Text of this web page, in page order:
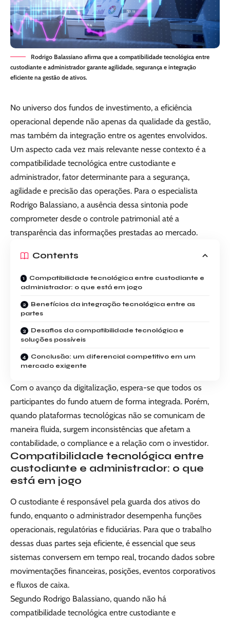
Rodrigo Balassiano afirma que a compatibilidade tecnológica entre
custodiante e administrador garante agilidade, segurança e integração
eficiente na gestão de ativos.
No universo dos fundos de investimento, a eficiência
operacional depende não apenas da qualidade da gestão,
mas também da integração entre os agentes envolvidos.
Um aspecto cada vez mais relevante nesse contexto é a
compatibilidade tecnológica entre custodiante e
administrador, fator determinante para a segurança,
agilidade e precisão das operações. Para o especialista
Rodrigo Balassiano, a ausência dessa sintonia pode
comprometer desde o controle patrimonial até a
transparência das informações prestadas ao mercado.
Contents
Compatibilidade tecnológica entre custodiante e
administrador: o que está em jogo
Benefícios da integração tecnológica entre as
partes
Desafios da compatibilidade tecnológica e
soluções possíveis
Conclusão: um diferencial competitivo em um
mercado exigente
Com o avanço da digitalização, espera-se que todos os
participantes do fundo atuem de forma integrada. Porém,
quando plataformas tecnológicas não se comunicam de
maneira fluida, surgem inconsistências que afetam a
contabilidade, o compliance e a relação com o investidor.
Compatibilidade tecnológica entre
custodiante e administrador: o que
está em jogo
O custodiante é responsável pela guarda dos ativos do
fundo, enquanto o administrador desempenha funções
operacionais, regulatórias e fiduciárias. Para que o trabalho
dessas duas partes seja eficiente, é essencial que seus
sistemas conversem em tempo real, trocando dados sobre
movimentações financeiras, posições, eventos corporativos
e fluxos de caixa.
Segundo Rodrigo Balassiano, quando não há
compatibilidade tecnológica entre custodiante e